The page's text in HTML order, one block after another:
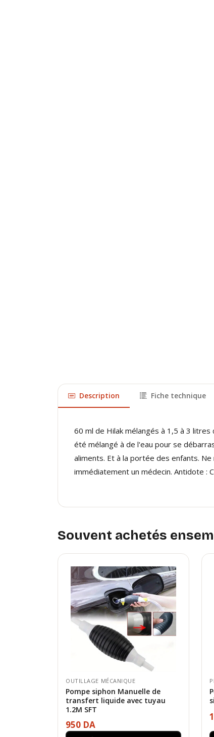
Description Fiche technique
60 ml de Hilak mélangés à 1,5 à 3
été mélangé à de l'eau pour se
aliments. Et à la portée des enfants.
immédiatement un médecin. Antidote :
Souvent achetés
OUTILLAGE MÉCANIQUE
Pompe siphon Manuelle de
transfert liquide avec tuyau
1.2M SFT
950 DA